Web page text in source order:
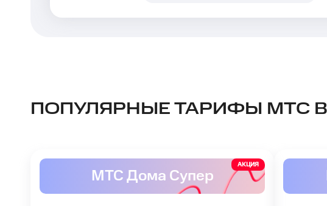
ПОПУЛЯРНЫЕ ТАРИФЫ МТС
МТС Дома Супер
АКЦИЯ